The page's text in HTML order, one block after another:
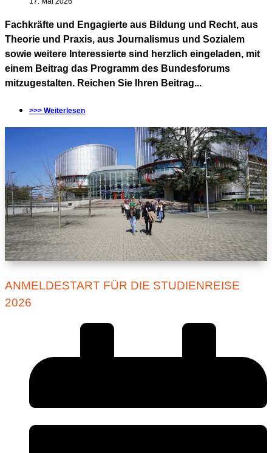
Fachkräfte und Engagierte aus Bildung und Recht, aus
Theorie und Praxis, aus Journalismus und Sozialem
sowie weitere Interessierte sind herzlich eingeladen, mit
einem Beitrag das Programm des Bundesforums
mitzugestalten. Reichen Sie Ihren Beitrag...
>>> Weiterlesen
ANMELDESTART FÜR DIE STUDIENREISE
2026